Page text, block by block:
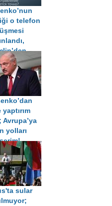
o telefon
geldi
yaptırım
yolları
sular